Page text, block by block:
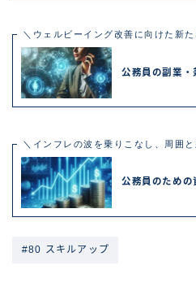
＼ウェルビーイング改善に向けた新た
公務員の副業・
＼インフレの波を乗りこなし、周囲
公務員のための
#80 スキルアップ